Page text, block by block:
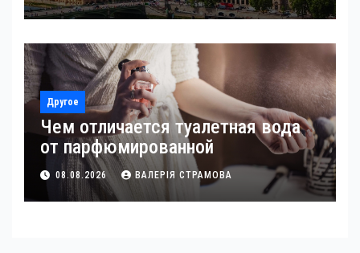
Другое
Чем отличается туалетная вода
от парфюмированной
08.08.2026 ВАЛЕРІЯ СТРАМОВА